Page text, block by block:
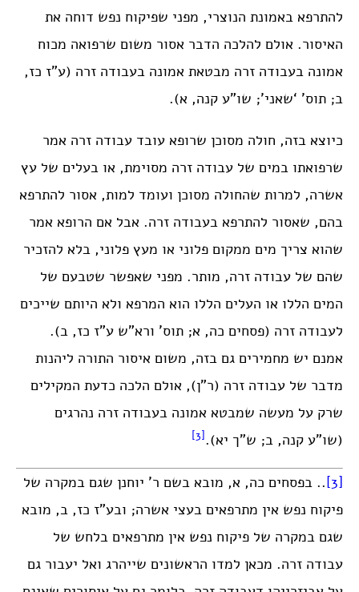
להתרפא באמונת הנוצרי, מפני שפיקוח נפש דוחה את
האיסור. אולם להלכה הדבר אסור משום שרפואה מכוח
אמונה בעבודה זרה מבטאת אמונה בעבודה זרה (ע”ז כז,
ב; תוס’ ‘שאני’; שו”ע קנה, א).
כיוצא בזה, חולה מסוכן שרופא עובד עבודה זרה אמר
שרפואתו במים של עבודה זרה מסוימת, או בעלים של עץ
אשרה, למרות שהחולה מסוכן ועומד למות, אסור להתרפא
בהם, שאסור להתרפא בעבודה זרה. אבל אם הרופא אמר
שהוא צריך מים ממקום פלוני או מעץ פלוני, בלא להזכיר
שהם של עבודה זרה, מותר. מפני שאפשר שטבעם של
המים הללו או העלים הללו הוא המרפא ולא היותם שייכים
לעבודה זרה (פסחים כה, א; תוס’ ורא”ש ע”ז כז, ב).
אמנם יש מחמירים גם בזה, משום איסור התורה ליהנות
מדבר של עבודה זרה (ר”ן), אולם הלכה כדעת המקילים
שרק על מעשה שמבטא אמונה בעבודה זרה נהרגים
(שו”ע קנה, ב; ש”ך יא). [3]
[3]
.. בפסחים כה, א, מובא בשם ר’ יוחנן שגם במקרה של
פיקוח נפש אין מתרפאים בעצי אשרה; ובע”ז כז, ב, מובא
שגם במקרה של פיקוח נפש אין מתרפאים בלחש של
עבודה זרה. מכאן למדו הראשונים שייהרג ואל יעבור גם